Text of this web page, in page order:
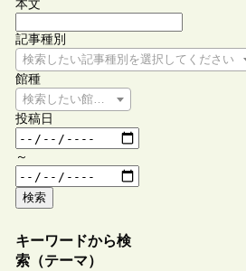
本文
記事種別
検索したい記事種別を選択してください
館種
検索したい館種を選択してください
投稿日
～
検索
キーワードから検
索（テーマ）